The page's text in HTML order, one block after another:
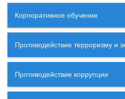
Корпоративное обучение
Противодействие терроризму и
Противодействие коррупции